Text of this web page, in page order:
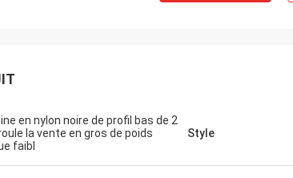
en nylon noire de profil bas de 2
la vente en gros de poids
faibl
Style